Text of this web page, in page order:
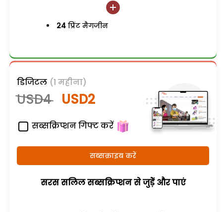
24 प्रिंट मैगजीन
डिजिटल (1 महीना)
USD4 USD2
सब्सक्रिप्शन गिफ्ट करें
सब्सक्राइब करें
सरस सलिल सब्सक्रिप्शन से जुड़ेें और पाएं